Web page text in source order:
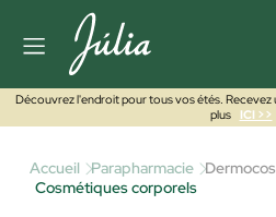
Découvrez l'endroit pour tous vos étés.
plus
ICI >>
Accueil Parapharmacie
Cosmétiques corporels